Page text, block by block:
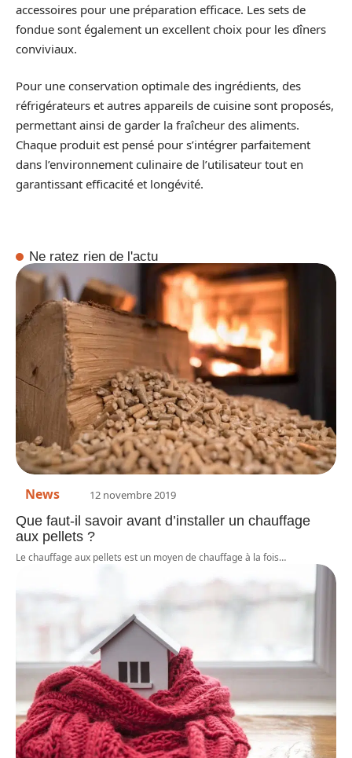
accessoires pour une préparation efficace. Les sets de
fondue sont également un excellent choix pour les dîners
conviviaux.
Pour une conservation optimale des ingrédients, des
réfrigérateurs et autres appareils de cuisine sont proposés,
permettant ainsi de garder la fraîcheur des aliments.
Chaque produit est pensé pour s’intégrer parfaitement
dans l’environnement culinaire de l’utilisateur tout en
garantissant efficacité et longévité.
Ne ratez rien de l'actu
News 12 novembre 2019
Que faut-il savoir avant d’installer un chauffage
aux pellets ?
Le chauffage aux pellets est un moyen de chauffage à la fois…